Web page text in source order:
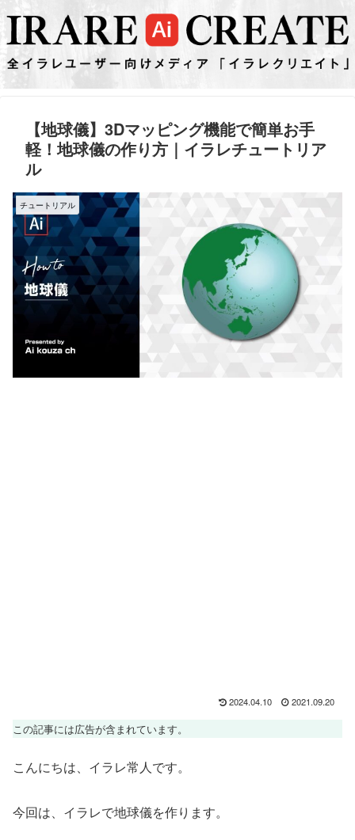
【地球儀】3Dマッピング機能で簡単お手
軽！地球儀の作り方｜イラレチュートリア
ル
チュートリアル
2024.04.10 2021.09.20
この記事には広告が含まれています。
こんにちは、イラレ常人です。
今回は、イラレで地球儀を作ります。